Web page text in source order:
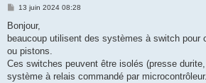
M
s
a
g
13 juin 2024 08:28
Bonjour,
beaucoup utilisent des systèmes à switch pour
ou pistons.
Ces switches peuvent être isolés (presse
système à relais commandé par microcontrôleur.